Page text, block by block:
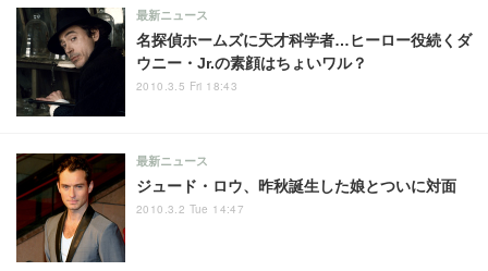
名探偵ホームズに天才科学者…ヒーロー役続くダ
ウニー・Jr.の素顔はちょいワル？
最新ニュース
2010.3.5 Fri 18:43
ジュード・ロウ、昨秋誕生した娘とついに対面
最新ニュース
2010.3.2 Tue 14:47